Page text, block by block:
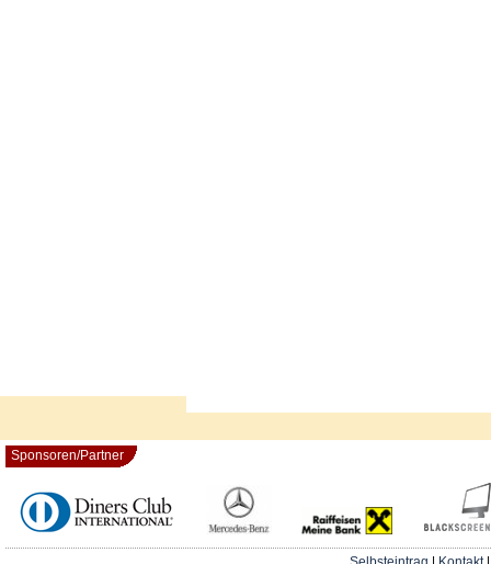
Sponsoren/Partner